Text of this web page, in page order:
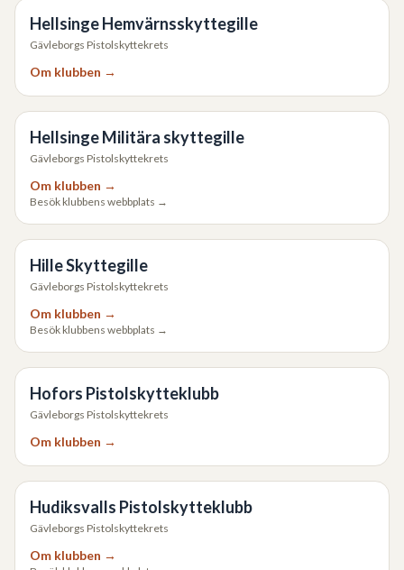
Hellsinge Hemvärnsskyttegille
Gävleborgs Pistolskyttekrets
Om klubben →
Hellsinge Militära skyttegille
Gävleborgs Pistolskyttekrets
Om klubben →
Besök klubbens webbplats →
Hille Skyttegille
Gävleborgs Pistolskyttekrets
Om klubben →
Besök klubbens webbplats →
Hofors Pistolskytteklubb
Gävleborgs Pistolskyttekrets
Om klubben →
Hudiksvalls Pistolskytteklubb
Gävleborgs Pistolskyttekrets
Om klubben →